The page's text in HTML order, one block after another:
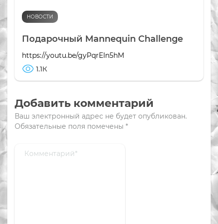
НОВОСТИ
Подарочный Mannequin Challenge
https://youtu.be/gyPqrEIn5hM
1.1К
Добавить комментарий
Ваш электронный адрес не будет опубликован.
Обязательные поля помечены *